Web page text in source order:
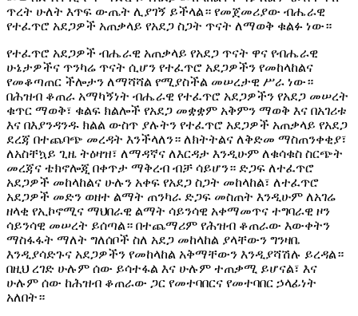
ጥረት ሁለት እጥፍ ውጤት ሊያገኝ ይችላል። የመጀመሪያው ብሔራዊ
የተፈጥሮ አደጋዎች አጠቃላይ የአደጋ ስጋት ጥናት ለማወቅ ቁልፉ ነው።
የተፈጥሮ አደጋዎች ብሔራዊ አጠቃላይ የአደጋ ጥናት ዋና የብሔራዊ
ሁኔታዎችና ጥንካሬ ጥናት ሲሆን የተፈጥሮ አደጋዎችን የመከላከልና
የመቆጣጠር ችሎታን ለማሻሻል የሚያስችል መሠረታዊ ሥራ ነው።
በሕዝብ ቆጠራ አማካኝነት ብሔራዊ የተፈጥሮ አደጋዎችን የአደጋ መሠረት
ቁጥር ማወቅ፣ ቁልፍ ክልሎች የአደጋ መቋቋም አቅምን ማወቅ እና በአገሪቱ
እና በእያንዳንዱ ክልል ውስጥ ያሉትን የተፈጥሮ አደጋዎች አጠቃላይ የአደጋ
ደረጃ በተጨባጭ መረዳት እንችላለን። ለክትትልና ለቅድመ ማስጠንቀቂያ፣
ለአስቸኳይ ጊዜ ትዕዛዝ፣ ለማዳኛና ለእርዳታ እንዲሁም ለቁሳቁስ ስርጭት
መረጃና ቴክኖሎጂ በቀጥታ ማቅረብ ብቻ ሳይሆን። ድጋፍ ለተፈጥሮ
አደጋዎች መከላከልና ሁሉን አቀፍ የአደጋ ስጋት መከላከል፣ ለተፈጥሮ
አደጋዎች መድን ወዘተ ልማት ጠንካራ ድጋፍ መስጠት እንዲሁም ለአገሬ
ዘላቂ የኢኮኖሚና ማህበራዊ ልማት ሳይንሳዊ አቀማመጥና ተግባራዊ ዞን
ሳይንሳዊ መሠረት ይሰጣል። በተጨማሪም የሕዝብ ቆጠራው እውቀትን
ማስፋፋት ማለት ግለሰቦች ስለ አደጋ መከላከል ያላቸውን ግንዛቤ
እንዲያሳድጉና አደጋዎችን የመከላከል አቅማቸውን እንዲያሻሽሉ ይረዳል።
በዚህ ረገድ ሁሉም ሰው ይሳተፋል እና ሁሉም ተጠቃሚ ይሆናል፣ እና
ሁሉም ሰው ከሕዝብ ቆጠራው ጋር የመተባበርና የመተባበር ኃላፊነት
አለበት።